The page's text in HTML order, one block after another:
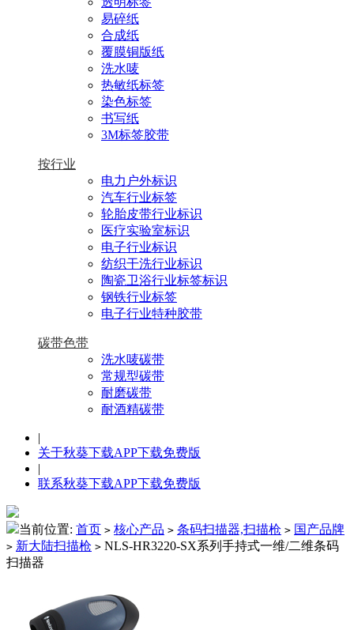
易碎纸
合成纸
覆膜铜版纸
洗水唛
热敏纸标签
染色标签
书写纸
3M标签胶带
按行业
电力户外标识
汽车行业标签
轮胎皮带行业标识
医疗实验室标识
电子行业标识
纺织干洗行业标识
陶瓷卫浴行业标签标识
钢铁行业标签
电子行业特种胶带
碳带色带
洗水唛碳带
常规型碳带
耐磨碳带
耐酒精碳带
|
关于秋葵下载APP下载免费版
|
联系秋葵下载APP下载免费版
当前位置: 首页 > 核心产品 > 条码扫描器,扫描枪 > 国产品牌
> 新大陆扫描枪 > NLS-HR3220-SX系列手持式一维/二维条码
扫描器